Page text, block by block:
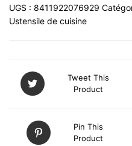
UGS : 8411922076929
Ustensile de cuisine
Tweet This
Product
Pin This
Product